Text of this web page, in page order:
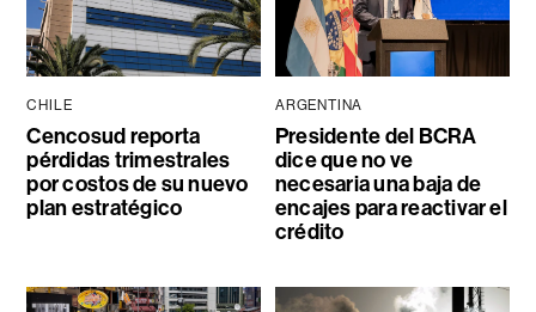
CHILE
Cencosud reporta
pérdidas trimestrales
por costos de su nuevo
plan estratégico
ARGENTINA
Presidente del BCRA
dice que no ve
necesaria una baja de
encajes para reactivar el
crédito